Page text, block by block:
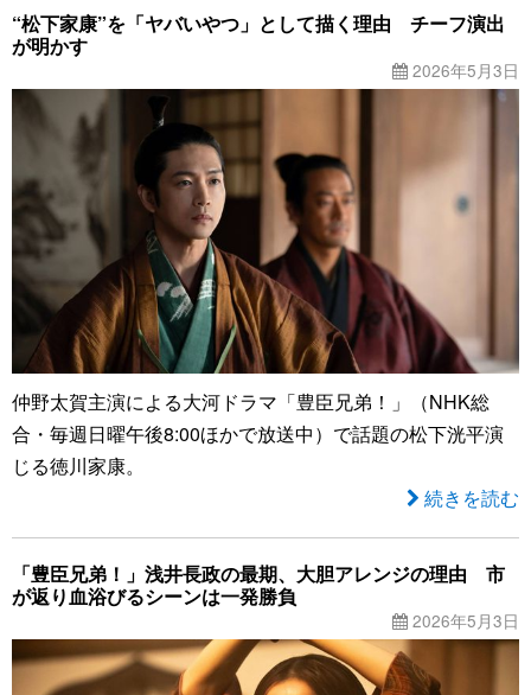
“松下家康”を「ヤバいやつ」として描く理由 チーフ演出
が明かす
2026年5月3日
仲野太賀主演による大河ドラマ「豊臣兄弟！」（NHK総
合・毎週日曜午後8:00ほかで放送中）で話題の松下洸平演
じる徳川家康。
続きを読む
「豊臣兄弟！」浅井長政の最期、大胆アレンジの理由 市
が返り血浴びるシーンは一発勝負
2026年5月3日